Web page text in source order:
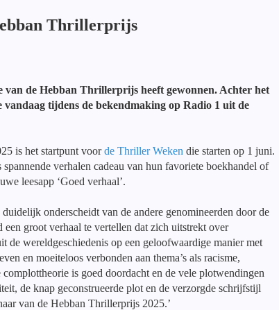
Thrillerprijs
van de Hebban Thrillerprijs heeft gewonnen. Achter het
tijdens de bekendmaking op Radio 1 uit de
is het startpunt voorde Thriller Weken die starten op 1 juni.
verhalen cadeau van hun favoriete boekhandel of
leesapp ‘Goed verhaal’.
onderscheidt van de andere genomineerden door de
een groot verhaal te vertellen dat zich uitstrekt over
de wereldgeschiedenis op een geloofwaardige manier met
en moeiteloos verbonden aan thema’s als racisme,
is goed doordacht en de vele plotwendingen
de knap geconstrueerde plot en de verzorgde schrijfstijl
van de Hebban Thrillerprijs 2025.’